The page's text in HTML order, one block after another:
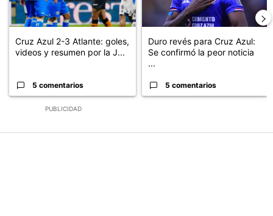
PUBLICIDAD
Cruz Azul 2-3 Atlante: goles,
videos y resumen por la J...
5 comentarios
Duro revés para Cruz Azul:
Se confirmó la peor noticia
...
5 comentarios